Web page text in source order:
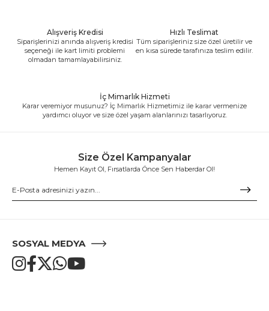
Alışveriş Kredisi
Siparişlerinizi anında alışveriş kredisi
seçeneği ile kart limiti problemi
olmadan tamamlayabilirsiniz.
Hızlı Teslimat
Tüm siparişleriniz size özel üretilir ve
en kısa sürede tarafınıza teslim edilir.
İç Mimarlık Hizmeti
Karar veremiyor musunuz? İç Mimarlık Hizmetimiz ile karar vermenize
yardımcı oluyor ve size özel yaşam alanlarınızı tasarlıyoruz.
Size Özel Kampanyalar
Hemen Kayıt Ol, Fırsatlarda Önce Sen Haberdar Ol!
SOSYAL MEDYA